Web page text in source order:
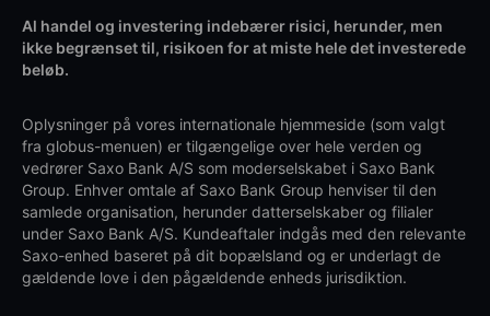
Al handel og investering indebærer risici, herunder, men
ikke begrænset til, risikoen for at miste hele det investerede
beløb.
Oplysninger på vores internationale hjemmeside (som valgt
fra globus-menuen) er tilgængelige over hele verden og
vedrører Saxo Bank A/S som moderselskabet i Saxo Bank
Group. Enhver omtale af Saxo Bank Group henviser til den
samlede organisation, herunder datterselskaber og filialer
under Saxo Bank A/S. Kundeaftaler indgås med den relevante
Saxo-enhed baseret på dit bopælsland og er underlagt de
gældende love i den pågældende enheds jurisdiktion.